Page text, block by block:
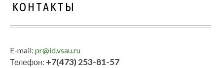
КОНТАКТЫ
E-mail: pr@id.vsau.ru
Телефон: +7(473) 253-81-57